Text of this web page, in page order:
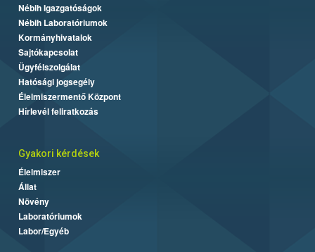
Nébih Igazgatóságok
Nébih Laboratóriumok
Kormányhivatalok
Sajtókapcsolat
Ügyfélszolgálat
Hatósági jogsegély
Élelmiszermentő Központ
Hírlevél feliratkozás
Gyakori kérdések
Élelmiszer
Állat
Növény
Laboratóriumok
Labor/Egyéb